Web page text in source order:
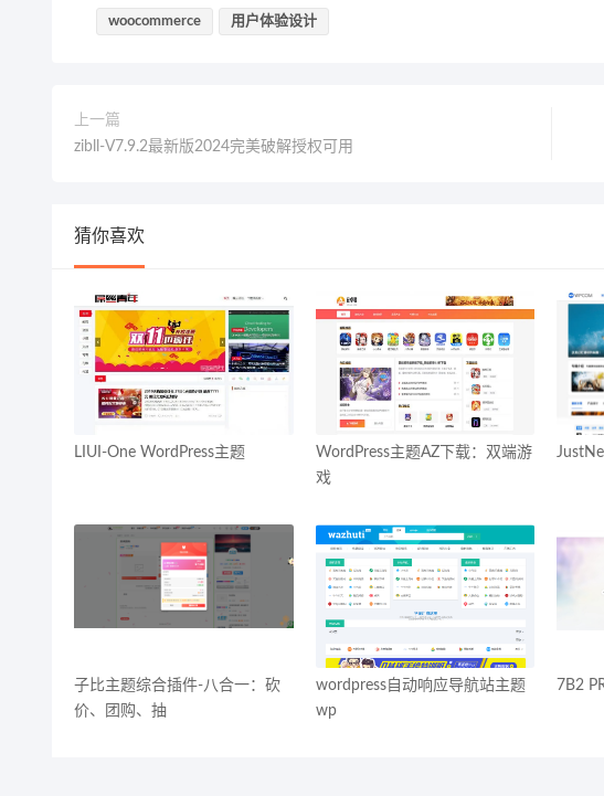
woocommerce 用户体验设计
上一篇
zibll-V7.9.2最新版2024完美破解授权可用
猜你喜欢
LIUI-One WordPress主题
WordPress主题AZ下载：双端游
戏
子比主题综合插件-八合一：砍
价、团购、抽
wordpress自动响应导航站主题
wp
7B2